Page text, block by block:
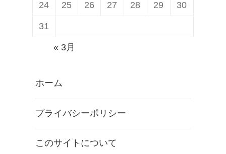
24 25 26 27 28 29 30
31
« 3月
ホーム
プライバシーポリシー
このサイトについて